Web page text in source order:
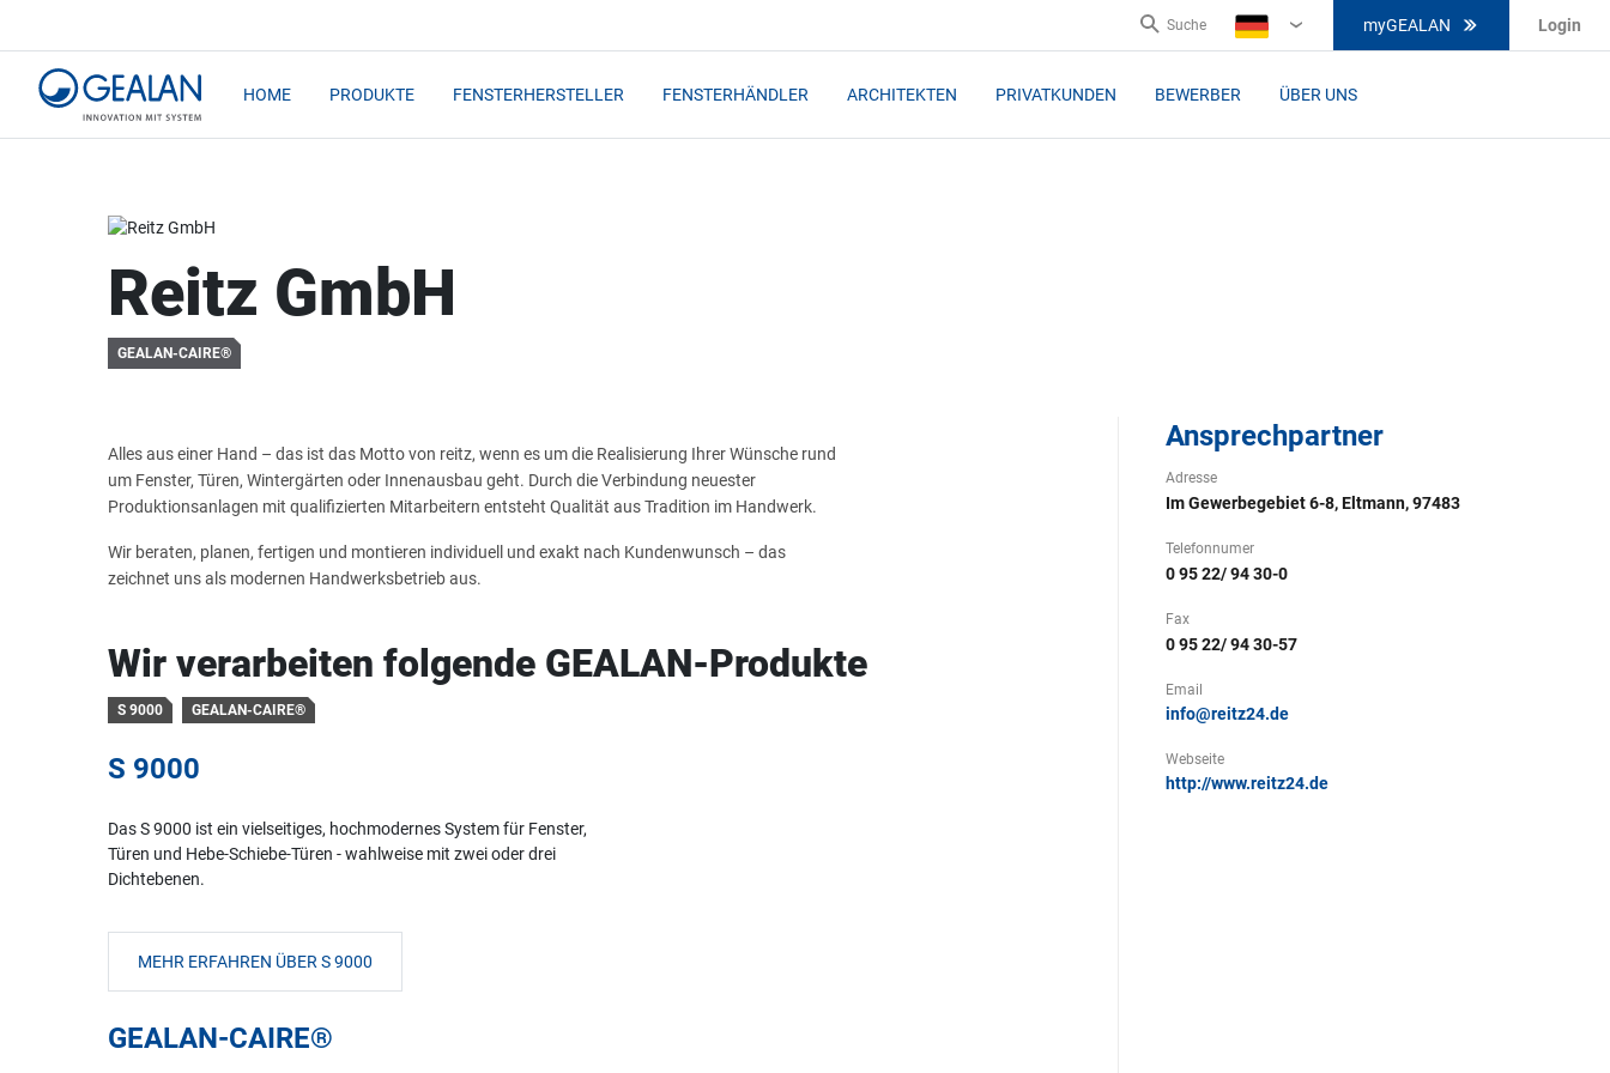
Suche
DE
myGEALAN Login
HOME PRODUKTE FENSTERHERSTELLER FENSTERHÄNDLER ARCHITEKTEN PRIVATKUNDEN BEWERBER ÜBER UNS
Reitz GmbH
GEALAN-CAIRE®
Ansprechpartner
Adresse
Im Gewerbegebiet 6-8, Eltmann, 97483
Telefonnumer
0 95 22/ 94 30-0
Fax
0 95 22/ 94 30-57
Email
info@reitz24.de
Webseite
http://www.reitz24.de
Alles aus einer Hand – das ist das Motto von reitz, wenn es um die Realisierung Ihrer Wünsche rund
um Fenster, Türen, Wintergärten oder Innenausbau geht. Durch die Verbindung neuester
Produktionsanlagen mit qualifizierten Mitarbeitern entsteht Qualität aus Tradition im Handwerk.
Wir beraten, planen, fertigen und montieren individuell und exakt nach Kundenwunsch – das
zeichnet uns als modernen Handwerksbetrieb aus.
Wir verarbeiten folgende GEALAN-Produkte
S 9000 GEALAN-CAIRE®
S 9000
Das S 9000 ist ein vielseitiges, hochmodernes System für Fenster,
Türen und Hebe-Schiebe-Türen - wahlweise mit zwei oder drei
Dichtebenen.
MEHR ERFAHREN ÜBER S 9000
GEALAN-CAIRE®